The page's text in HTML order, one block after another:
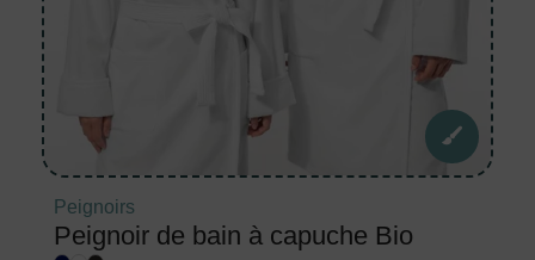
Peignoirs
Peignoir de bain à capuche Bio